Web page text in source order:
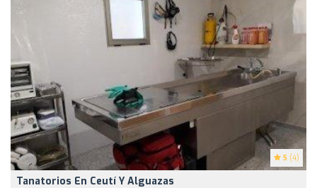
5 (4)
Tanatorios En Ceutí Y Alguazas